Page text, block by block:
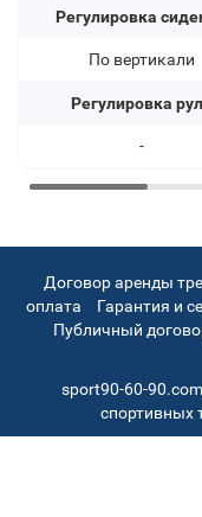
Регулировка
По вертикали
Регулировка
-
Договор аренды
оплата
Гарантия и
Публичный
sport90-60-
спортивных